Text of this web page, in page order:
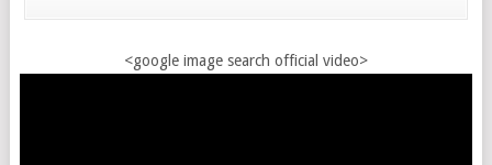
<google image search official video>